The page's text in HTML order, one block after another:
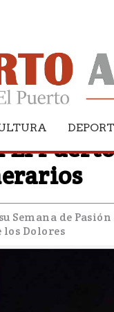
Semana de Pasión
Dolores